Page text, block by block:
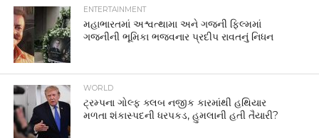
ENTERTAINMENT
મહાભારતમાં અશ્વત્થામા અને ગજની ફિલ્મમાં
ગજનીની ભૂમિકા ભજવનાર પ્રદીપ રાવતનું નિધન
WORLD
ટ્રમ્પના ગોલ્ફ ક્લબ નજીક કારમાંથી હથિયાર
મળતા શંકાસ્પદની ધરપકડ, હુમલાની હતી તૈયારી?